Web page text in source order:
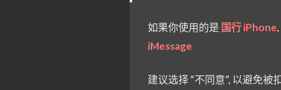
如果你使用的是 国行 iPhone
iMessage
建议选择 “不同意”, 以避免被